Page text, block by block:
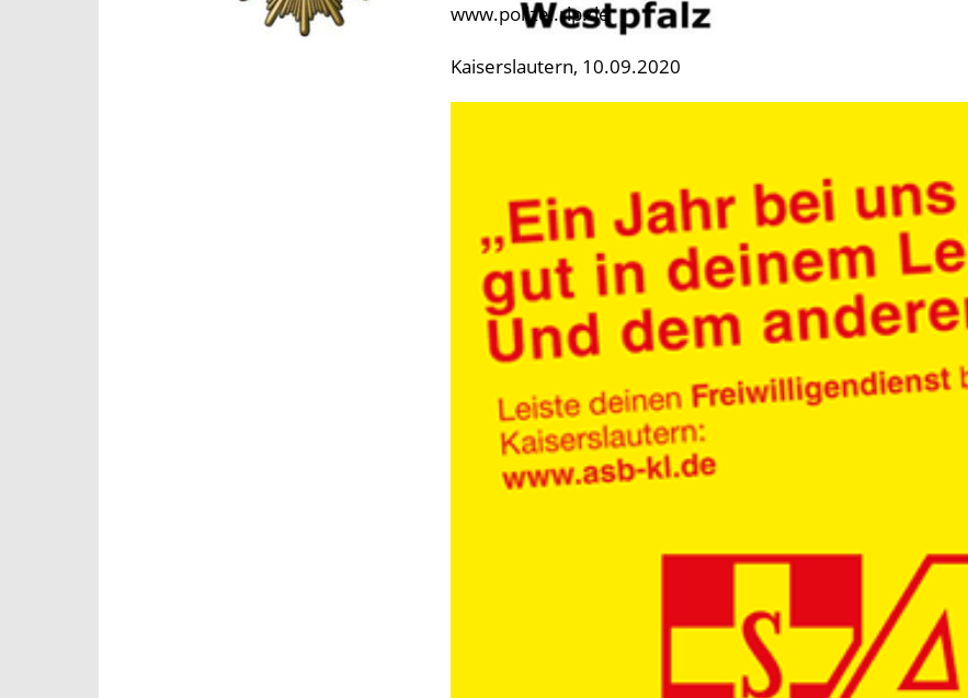
www.polizei.rlp.de
Kaiserslautern, 10.09.2020